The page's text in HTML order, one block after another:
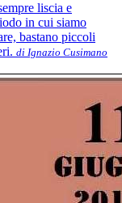
liscia e
in cui siamo
bastano piccoli
di Ignazio Cusimano